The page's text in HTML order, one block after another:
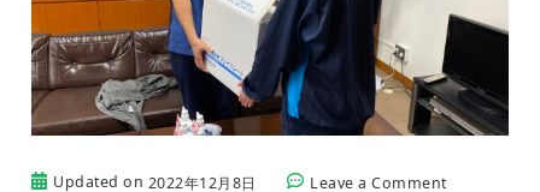
Updated on 2022年12月8日 Leave a Commenton